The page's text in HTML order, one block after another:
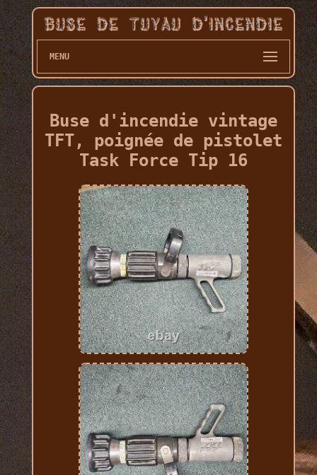
MENU
Buse d'incendie vintage
TFT, poignée de pistolet
Task Force Tip 16